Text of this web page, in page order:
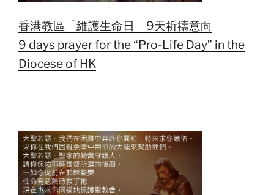
香港教區「維護生命日」9天祈禱意向
9 days prayer for the “Pro-Life Day” in the
Diocese of HK